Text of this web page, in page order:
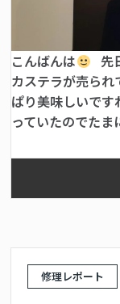
こんばんは
先
カステラが売られ
ぱり美味しいです
っていたのでた
修理レポート